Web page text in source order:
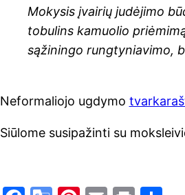
Mokysis įvairių judėjimo
tobulins kamuolio
sąžiningo rungtyniavimo,
Neformaliojo ugdymo
Siūlome susipažinti su